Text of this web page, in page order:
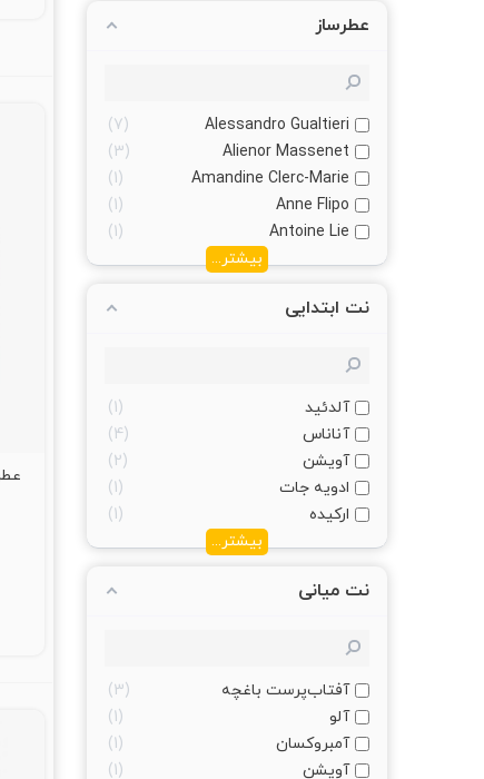
عطرساز
Alessandro Gualtieri
7
Alienor Massenet
3
Amandine Clerc-Marie
1
Anne Flipo
1
Antoine Lie
1
بیشتر...
نت ابتدایی
آلدئید
1
آناناس
4
آویشن
2
ادویه جات
1
ارکیده
1
بیشتر...
نت میانی
آفتاب‌پرست باغچه
3
آلو
1
آمبروکسان
1
آویشن
1